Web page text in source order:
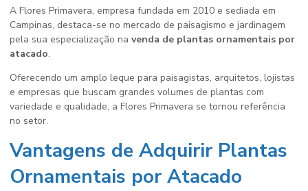
A Flores Primavera, empresa fundada em 2010 e sediada em
Campinas, destaca-se no mercado de paisagismo e jardinagem
pela sua especialização na venda de plantas ornamentais por
atacado.
Oferecendo um amplo leque para paisagistas, arquitetos, lojistas
e empresas que buscam grandes volumes de plantas com
variedade e qualidade, a Flores Primavera se tornou referência
no setor.
Vantagens de Adquirir Plantas
Ornamentais por Atacado